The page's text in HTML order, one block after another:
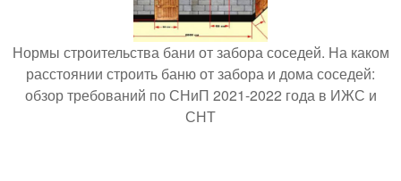
Нормы строительства бани от забора соседей. На каком
расстоянии строить баню от забора и дома соседей:
обзор требований по СНиП 2021-2022 года в ИЖС и
СНТ